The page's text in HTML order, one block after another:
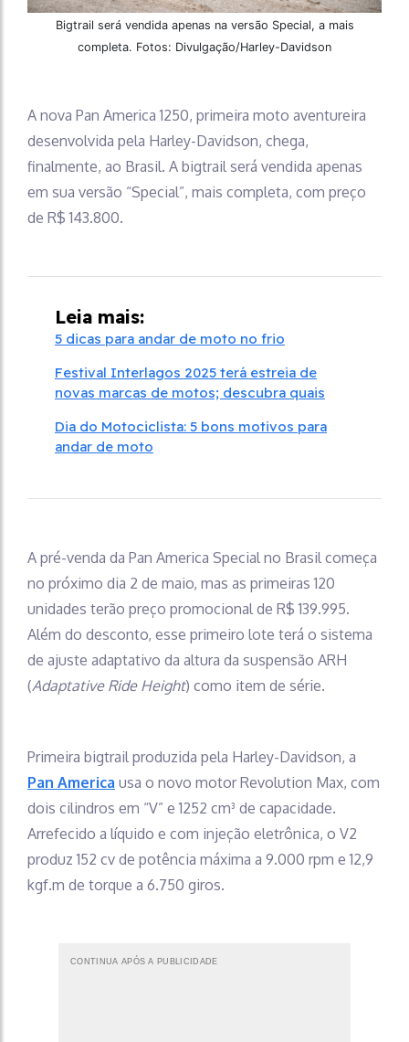
Bigtrail será vendida apenas na versão Special, a mais
completa. Fotos: Divulgação/Harley-Davidson
A nova Pan America 1250, primeira moto aventureira
desenvolvida pela Harley-Davidson, chega,
finalmente, ao Brasil. A bigtrail será vendida apenas
em sua versão “Special”, mais completa, com preço
de R$ 143.800.
Leia mais:
5 dicas para andar de moto no frio
Festival Interlagos 2025 terá estreia de
novas marcas de motos; descubra quais
Dia do Motociclista: 5 bons motivos para
andar de moto
A pré-venda da Pan America Special no Brasil começa
no próximo dia 2 de maio, mas as primeiras 120
unidades terão preço promocional de R$ 139.995.
Além do desconto, esse primeiro lote terá o sistema
de ajuste adaptativo da altura da suspensão ARH
(Adaptative Ride Height) como item de série.
Primeira bigtrail produzida pela Harley-Davidson, a
Pan America usa o novo motor Revolution Max, com
dois cilindros em “V” e 1252 cm³ de capacidade.
Arrefecido a líquido e com injeção eletrônica, o V2
produz 152 cv de potência máxima a 9.000 rpm e 12,9
kgf.m de torque a 6.750 giros.
CONTINUA APÓS A PUBLICIDADE